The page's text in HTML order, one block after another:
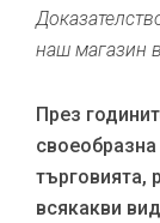
наш магазин
През
търговията,
всякакви